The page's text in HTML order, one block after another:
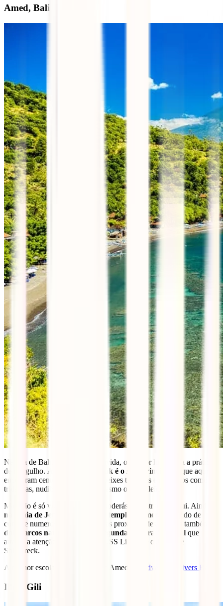
Amed, Bali
Na ilha de Bali, Amed é, sem dúvida, o melhor lugar para a prática
de mergulho. A praia de Jemeluk é o spot principal
já que aqui se
encontram centenas de corais e peixes tropicais e moluscos como os
tridacnas, nudibrânquios e até mesmo o peixe leão.
Mas não é só vida marinha que poderás encontrar por aqui. Ainda
na praia de Jemeluk existe um templo submerso
cercado de
corais e numerosos cardumes. Nas proximidades existem também
dois barcos naufragados da Segunda Guerra Mundial que
atraem a atenção dos turistas, o USS Liberty e o Japanese
Shipwreck.
A melhor escola de mergulho em Amed é a
Adventure Divers Bali
Ilhas Gili